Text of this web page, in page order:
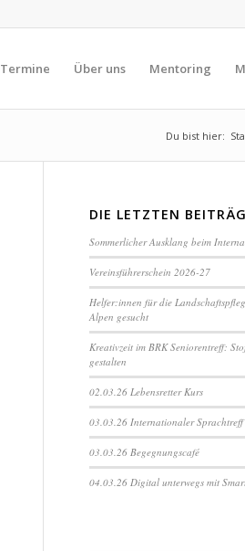
Termine Über uns Mentoring
Du bist hier:
DIE LETZTEN
Sommerlicher Ausklang beim
Vereinsführerschein 2026-27
Helfer:innen für die
Alpen gesucht
Kreativzeit im BRK Seniorentreff:
gestalten
02.03.26 Lebensretter Kurs
03.03.26 Internationaler Sprachtreff
03.03.26 Begegnungscafé
04.03.26 Digital unterwegs mit